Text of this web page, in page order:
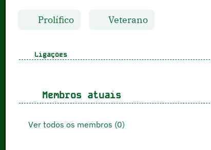
Prolífico Veterano
Ligações
Membros atuais
Ver todos os membros (0)